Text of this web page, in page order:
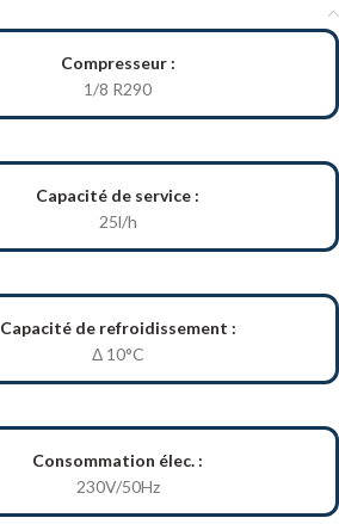
Compresseur :
1/8 R290
Capacité de service :
25l/h
Capacité de refroidissement :
Δ 10°C
Consommation élec. :
230V/50Hz